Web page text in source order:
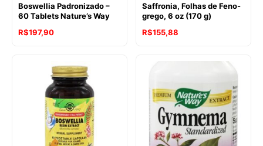
Boswellia Padronizado –
60 Tablets Nature’s Way
R$197,90
Saffronia, Folhas de Feno-
grego, 6 oz (170 g)
R$155,88